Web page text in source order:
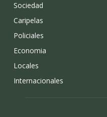
Sociedad
Caripelas
Policiales
Economia
Locales
Internacionales